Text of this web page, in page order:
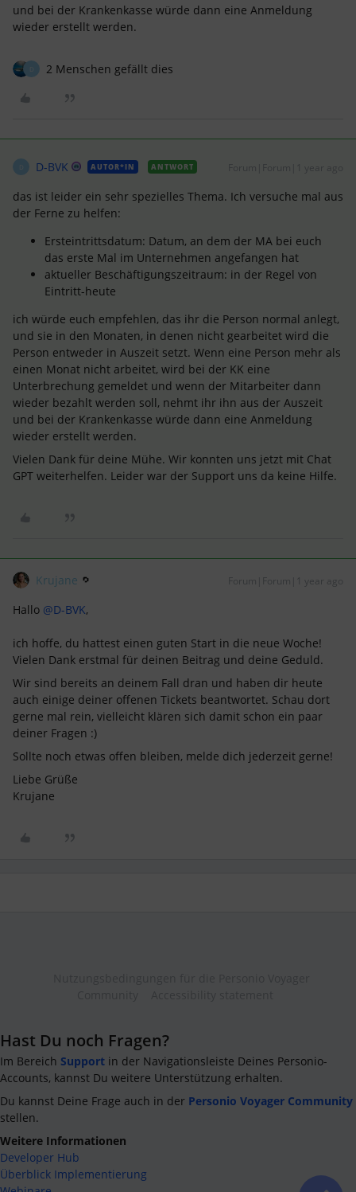
und bei der Krankenkasse würde dann eine Anmeldung
wieder erstellt werden.
2 Menschen gefällt dies
D-BVK AUTOR*IN ANTWORT
das ist leider ein sehr spezielles Thema. Ich versuche mal aus
der Ferne zu helfen:
Ersteintrittsdatum: Datum, an dem der MA bei euch
das erste Mal im Unternehmen angefangen hat
aktueller Beschäftigungszeitraum: in der Regel von
Eintritt-heute
ich würde euch empfehlen, das ihr die Person normal anlegt,
und sie in den Monaten, in denen nicht gearbeitet wird die
Person entweder in Auszeit setzt. Wenn eine Person mehr als
einen Monat nicht arbeitet, wird bei der KK eine
Unterbrechung gemeldet und wenn der Mitarbeiter dann
wieder bezahlt werden soll, nehmt ihr ihn aus der Auszeit
und bei der Krankenkasse würde dann eine Anmeldung
wieder erstellt werden.
Vielen Dank für deine Mühe. Wir konnten uns jetzt mit Chat
GPT weiterhelfen. Leider war der Support uns da keine Hilfe.
Krujane Forum|Forum|1 year ago
Hallo ​ @D-BVK,
ich hoffe, du hattest einen guten Start in die neue Woche!
Vielen Dank erstmal für deinen Beitrag und deine Geduld.
Wir sind bereits an deinem Fall dran und haben dir heute
auch einige deiner offenen Tickets beantwortet. Schau dort
gerne mal rein, vielleicht klären sich damit schon ein paar
deiner Fragen :)
Sollte noch etwas offen bleiben, melde dich jederzeit gerne!
Liebe Grüße
Krujane
Hast Du noch Fragen?
Im Bereich Support in der Navigationsleiste Deines Personio-
Accounts, kannst Du weitere Unterstützung erhalten.
Du kannst Deine Frage auch in der Personio Voyager Community
stellen.
Weitere Informationen
Developer Hub
Überblick Implementierung